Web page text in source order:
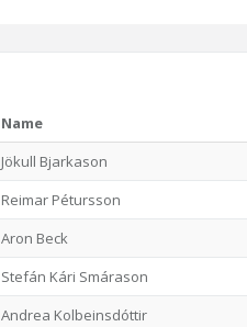
Name
Jökull Bjarkason
Reimar Pétursson
Aron Beck
Stefán Kári Smárason
Andrea Kolbeinsdóttir